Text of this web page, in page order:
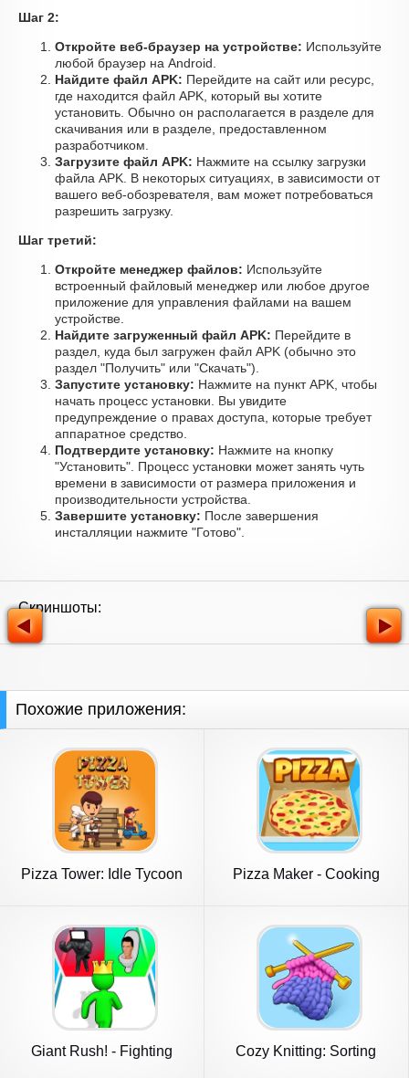
Шаг 2:
Откройте веб-браузер на устройстве: Используйте
любой браузер на Android.
Найдите файл APK: Перейдите на сайт или ресурс,
где находится файл APK, который вы хотите
установить. Обычно он располагается в разделе для
скачивания или в разделе, предоставленном
разработчиком.
Загрузите файл APK: Нажмите на ссылку загрузки
файла APK. В некоторых ситуациях, в зависимости от
вашего веб-обозревателя, вам может потребоваться
разрешить загрузку.
Шаг третий:
Откройте менеджер файлов: Используйте
встроенный файловый менеджер или любое другое
приложение для управления файлами на вашем
устройстве.
Найдите загруженный файл APK: Перейдите в
раздел, куда был загружен файл APK (обычно это
раздел "Получить" или "Скачать").
Запустите установку: Нажмите на пункт APK, чтобы
начать процесс установки. Вы увидите
предупреждение о правах доступа, которые требует
аппаратное средство.
Подтвердите установку: Нажмите на кнопку
"Установить". Процесс установки может занять чуть
времени в зависимости от размера приложения и
производительности устройства.
Завершите установку: После завершения
инсталляции нажмите "Готово".
Скриншоты:
Похожие приложения:
Pizza Tower: Idle Tycoon
Pizza Maker - Cooking
Giant Rush! - Fighting
Cozy Knitting: Sorting